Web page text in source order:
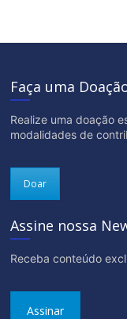
Faça uma
Realize uma doação
modalidades de
Doar
Assine nossa
Receba conteúdo
Assinar